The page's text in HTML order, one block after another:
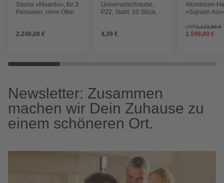
Sauna »Maardu«, für 3
Personen, ohne Ofen
2.249,00 €
Universalschraube,
PZ2, Stahl, 10 Stück, 5
4,39 €
Aluminium-
»Signum
nach Innen
ohne Türgriff
UVP2.172,88 €
1.599,00 €
Newsletter: Zusammen
machen wir Dein Zuhause zu
einem schöneren Ort.